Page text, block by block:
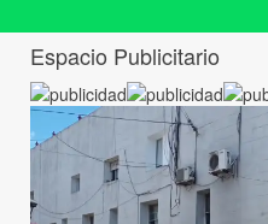
Espacio Publicitario